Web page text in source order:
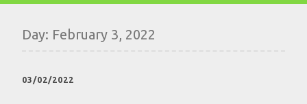
Day: February 3, 2022
03/02/2022